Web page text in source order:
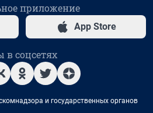
приложение
App Store
соцсетях
и государственных органов